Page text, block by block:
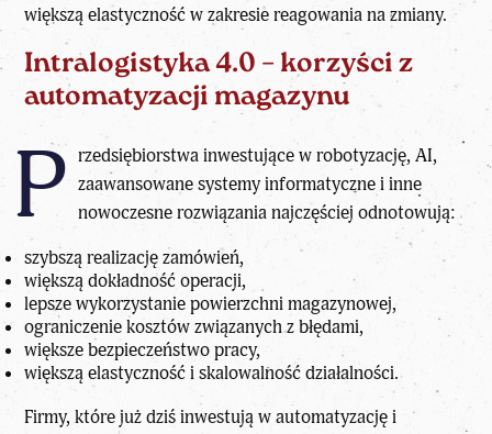
większą elastyczność w zakresie reagowania na zmiany.
Intralogistyka 4.0 – korzyści z
automatyzacji magazynu
P rzedsiębiorstwa inwestujące w robotyzację, AI,
zaawansowane systemy informatyczne i inne
nowoczesne rozwiązania najczęściej odnotowują:
szybszą realizację zamówień,
większą dokładność operacji,
lepsze wykorzystanie powierzchni magazynowej,
ograniczenie kosztów związanych z błędami,
większe bezpieczeństwo pracy,
większą elastyczność i skalowalność działalności.
Firmy, które już dziś inwestują w automatyzację i